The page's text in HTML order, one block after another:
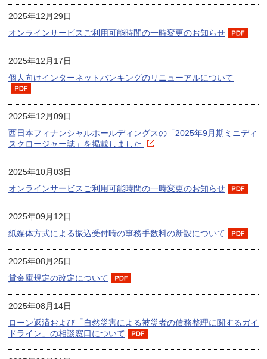
2025年12月29日
オンラインサービスご利用可能時間の一時変更のお知らせ
2025年12月17日
個人向けインターネットバンキングのリニューアルについて
2025年12月09日
西日本フィナンシャルホールディングスの「2025年9月期ミニディ
スクロージャー誌」を掲載しました
2025年10月03日
オンラインサービスご利用可能時間の一時変更のお知らせ
2025年09月12日
紙媒体方式による振込受付時の事務手数料の新設について
2025年08月25日
貸金庫規定の改定について
2025年08月14日
ローン返済および「自然災害による被災者の債務整理に関するガイ
ドライン」の相談窓口について